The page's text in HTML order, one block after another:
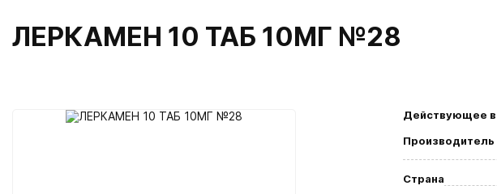
ЛЕРКАМЕН 10 ТАБ 10МГ №28
Действующее
Производитель
Страна